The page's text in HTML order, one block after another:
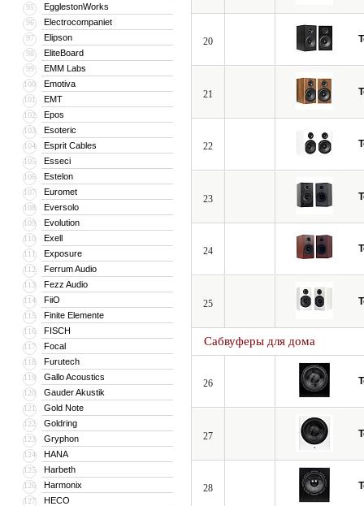
95 EgglestonWorks
96 Electrocompaniet
97 Elipson
98 EliteBoard
99 EMM Labs
100 Emotiva
101 EMT
102 Epos
103 Esoteric
104 Esprit Cables
105 Esseci
106 Estelon
107 Euromet
108 Eversolo
109 Evolution
110 Exell
111 Exposure
112 Ferrum Audio
113 Fezz Audio
114 FiiO
115 Finite Elemente
116 FISCH
117 Focal
118 Furutech
119 Gallo Acoustics
120 Gauder Akustik
121 Gold Note
122 Goldring
123 Gryphon
124 HANA
125 Harbeth
126 Harmonix
127 HECO
20
21
22
23
24
25
Сабвуферы для дома
26
27
28